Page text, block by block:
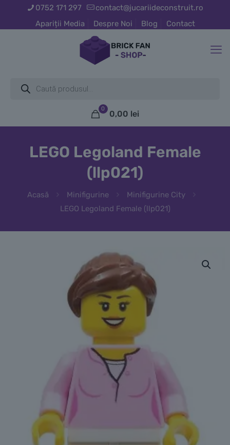
0752 171 297
contact@jucariideconstruit.ro
Apariții Media
Despre Noi Blog Contact
search
0
0,00 lei
LEGO Legoland Female
(llp021)
Acasă Minifigurine
Minifigurine City
LEGO Legoland Female (llp021)